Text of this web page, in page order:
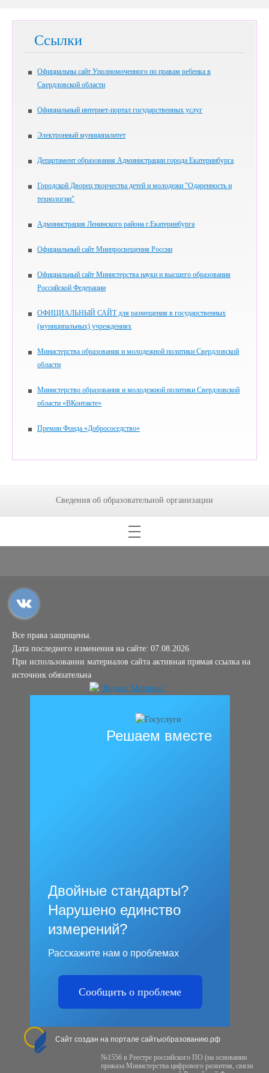
Ссылки
Официальны сайт Уполномоченного по правам ребенка в
Свердловской области
Официальный интернет-портал государственных услуг
Электронный муниципалитет
Департамент образования Администрации города Екатеринбурга
Городской Дворец творчества детей и молодежи "Одаренность и
технологии"
Администрация Ленинского района г.Екатеринбурга
Официальный сайт Минпросвещения России
Официальный сайт Министерства науки и высшего образования
Российской Федерации
ОФИЦИАЛЬНЫЙ САЙТ для размещения в государственных
(муниципальных) учреждениях
Министерства образования и молодежной политики Свердловской
области
Министерство образования и молодежной политики Свердловской
области «ВКонтакте»
Премии Фонда «Добрососедство»
Сведения об образовательной организации
Все права защищены.
Дата последнего изменения на сайте: 07.08.2026
При использовании материалов сайта активная прямая ссылка на
источник обязательна
Решаем вместе
Двойные стандарты?
Нарушено единство
измерений?
Расскажите нам о проблемах
Сообщить о проблеме
Сайт создан на портале сайтыобразованию.рф
№1556 в Реестре российского ПО (на основании
приказа Министерства цифрового развития, связи